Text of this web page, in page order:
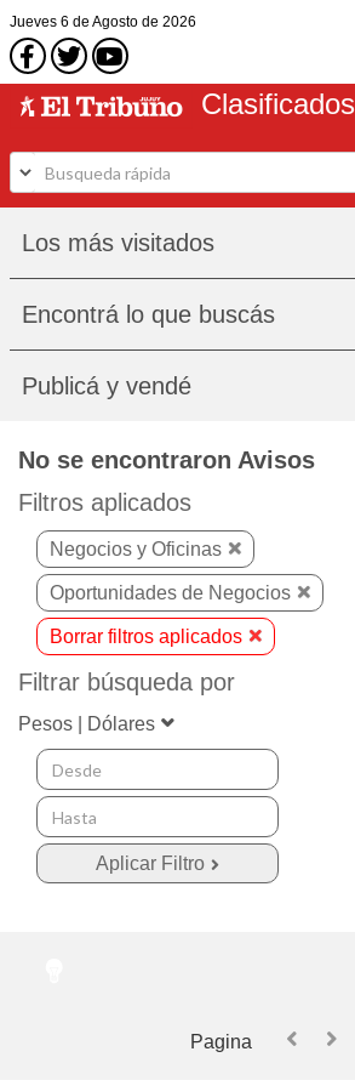
Jueves 6 de Agostode 2026
Clasificados
Los más visitados
Encontrá lo que buscás
Publicá y vendé
No se encontraron Avisos
Filtros aplicados
Negocios y Oficinas
Oportunidades de Negocios
Borrar filtros aplicados
Filtrar búsqueda por
Pesos | Dólares
Pagina